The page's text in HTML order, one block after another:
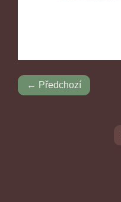
← Předchozí